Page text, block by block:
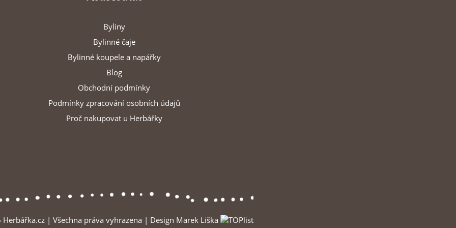
Byliny
Bylinné čaje
Bylinné koupele a napářky
Blog
Obchodní podmínky
Podmínky zpracování osobních údajů
Proč nakupovat u Herbářky
| Všechna práva vyhrazena | Design Marek Liška